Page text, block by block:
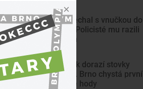
Dědeček spěchal s vnučkou do
nemocnice. Policisté mu razili
cestu Brnem
Na Svoboďák dorazí stovky
krojovaných. Brno chystá první
celoměstské hody